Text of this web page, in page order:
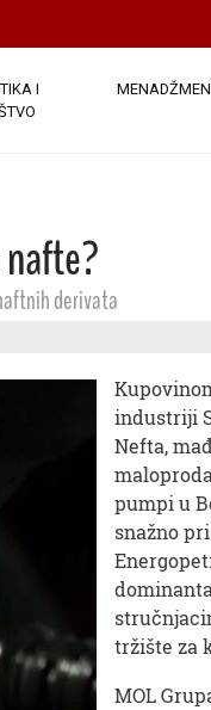
I
derivata
industriji
Nefta,
pumpi u
snažno
tržište za
MOL